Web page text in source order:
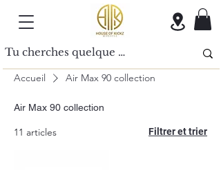
Accueil Air Max 90 collection
Air Max 90 collection
11 articles Filtrer et trier